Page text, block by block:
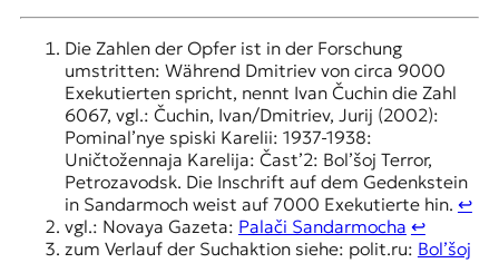
Die Zahlen der Opfer ist in der Forschung
umstritten: Während Dmitriev von circa 9000
Exekutierten spricht, nennt Ivan Čuchin die Zahl
6067, vgl.: Čuchin, Ivan/Dmitriev, Jurij (2002):
Pominal’nye spiski Karelii: 1937-1938:
Uničtožennaja Karelija: Čast’2: Bol’šoj Terror,
Petrozavodsk. Die Inschrift auf dem Gedenkstein
in Sandarmoch weist auf 7000 Exekutierte hin. ↩︎
vgl.: Novaya Gazeta: Palači Sandarmocha ↩︎
zum Verlauf der Suchaktion siehe: polit.ru: Bol’šoj